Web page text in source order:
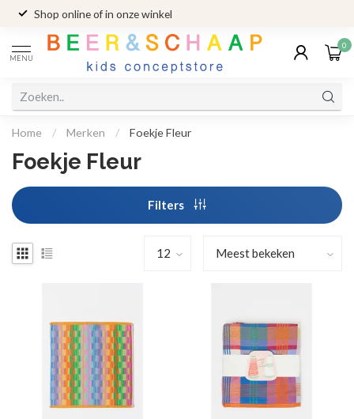
Shop online of in onze winkel
MENU
0
Home / Merken / Foekje Fleur
Foekje Fleur
Filters